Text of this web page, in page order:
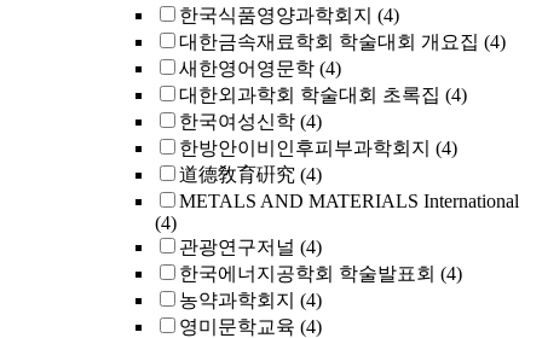
한국식품영양과학회지 (4)
대한금속재료학회 학술대회 개요집 (4)
새한영어영문학 (4)
대한외과학회 학술대회 초록집 (4)
한국여성신학 (4)
한방안이비인후피부과학회지 (4)
道德敎育硏究 (4)
METALS AND MATERIALS International
(4)
관광연구저널 (4)
한국에너지공학회 학술발표회 (4)
농약과학회지 (4)
영미문학교육 (4)